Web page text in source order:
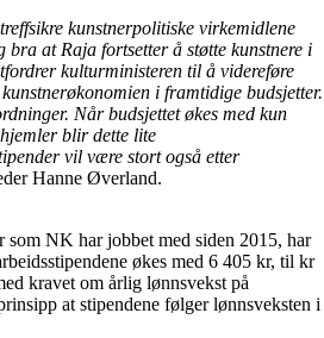
kunstnerpolitiske virkemidlene
at Raja fortsetter å støtte kunstnere i
kulturministeren til å videreføre
i framtidige budsjetter.
Når budsjettet økes med kun
blir dette lite
vil være stort også etter
Hanne Øverland.
som NK har jobbet med siden 2015, har
økes med 6 405 kr, til kr
kravet om årlig lønnsvekst på
at stipendene følger lønnsveksten i